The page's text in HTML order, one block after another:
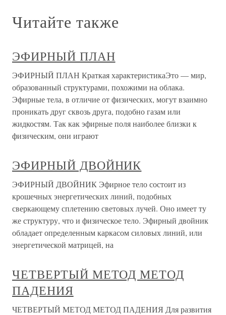
Читайте также
ЭФИРНЫЙ ПЛАН
ЭФИРНЫЙ ПЛАН Краткая характеристикаЭто — мир,
образованный структурами, похожими на облака.
Эфирные тела, в отличие от физических, могут взаимно
проникать друг сквозь друга, подобно газам или
жидкостям. Так как эфирные поля наиболее близки к
физическим, они играют
ЭФИРНЫЙ ДВОЙНИК
ЭФИРНЫЙ ДВОЙНИК Эфирное тело состоит из
крошечных энергетических линий, подобных
сверкающему сплетению световых лучей. Оно имеет ту
же структуру, что и физическое тело. Эфирный двойник
обладает определенным каркасом силовых линий, или
энергетической матрицей, на
ЧЕТВЕРТЫЙ МЕТОД МЕТОД
ПАДЕНИЯ
ЧЕТВЕРТЫЙ МЕТОД МЕТОД ПАДЕНИЯ Для развития